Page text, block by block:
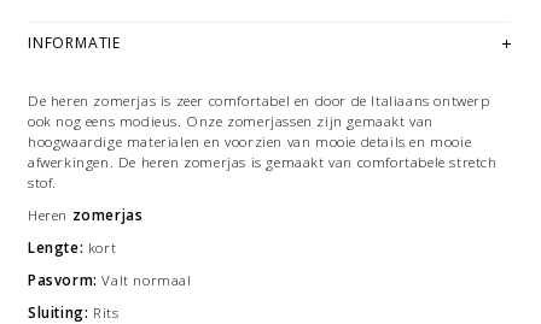
INFORMATIE
De heren zomerjas is zeer comfortabel en door de Italiaans ontwerp
ook nog eens modieus. Onze zomerjassen zijn gemaakt van
hoogwaardige materialen en voorzien van mooie details en mooie
afwerkingen. De heren zomerjas is gemaakt van comfortabele stretch
stof.
Heren zomerjas
Lengte: kort
Pasvorm: Valt normaal
Sluiting: Rits